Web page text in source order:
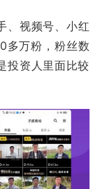
、视频号、小红
多万粉，粉丝数
投资人里面比较